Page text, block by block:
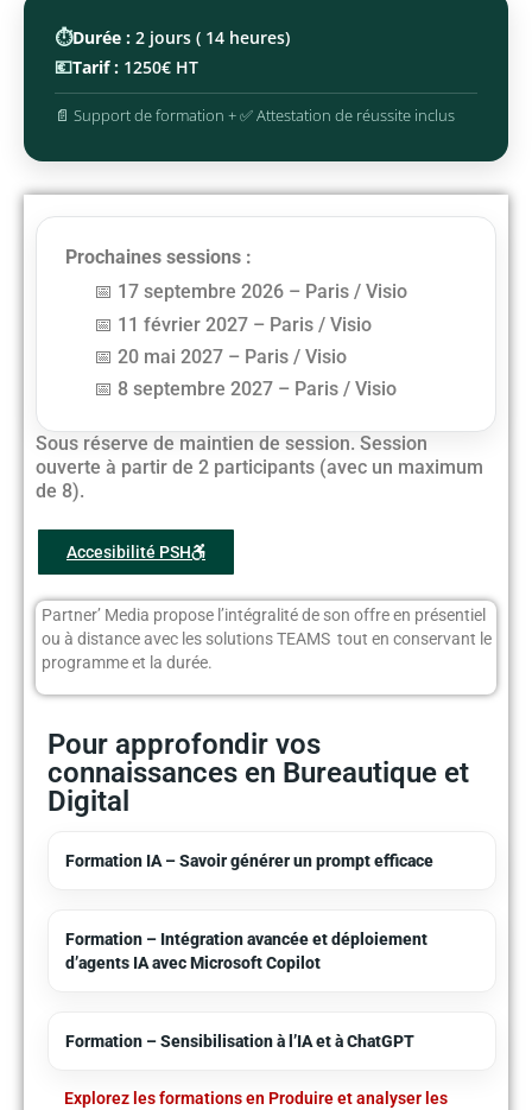
⏱️Durée : 2 jours ( 14 heures)
💶Tarif : 1250€ HT
📄 Support de formation + ✅ Attestation de réussite inclus
Pour approfondir vos
connaissances en Bureautique et
Digital
Formation IA – Savoir générer un prompt efficace
Formation – Intégration avancée et déploiement
d’agents IA avec Microsoft Copilot
Formation – Sensibilisation à l’IA et à ChatGPT
Explorez les formations en Produire et analyser les
Prochaines sessions :
17 septembre 2026 – Paris / Visio
11 février 2027 – Paris / Visio
20 mai 2027 – Paris / Visio
8 septembre 2027 – Paris / Visio
Sous réserve de maintien de session. Session
ouverte à partir de 2 participants (avec un maximum
de 8).
Accesibilité PSH
Partner’ Media propose l’intégralité de son offre en présentiel
ou à distance avec les solutions TEAMS tout en conservant le
programme et la durée.